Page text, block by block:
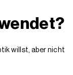
willst, aber nicht